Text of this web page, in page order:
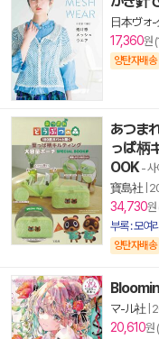
日本ヴォ
17,360원
양탄자배송
あつま
っぱ柄
OOK- 사
寶島社
34,730원
부록 : 모여
양탄자배송
マ-ル社
20,610원